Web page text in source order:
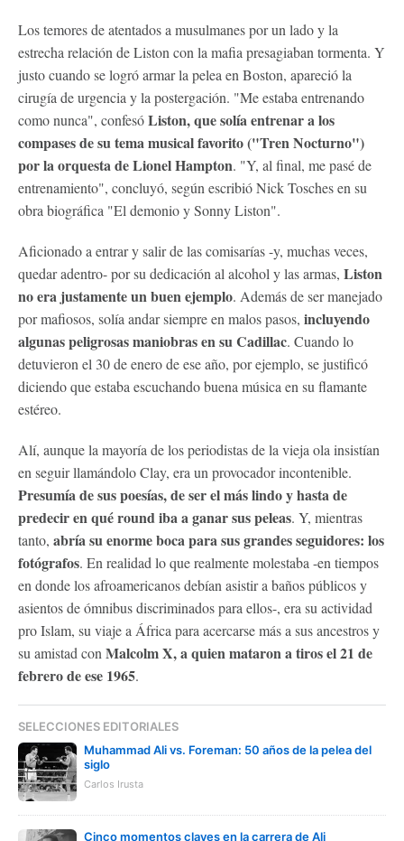
Los temores de atentados a musulmanes por un lado y la
estrecha relación de Liston con la mafia presagiaban tormenta. Y
justo cuando se logró armar la pelea en Boston, apareció la
cirugía de urgencia y la postergación. "Me estaba entrenando
como nunca", confesóListon, que solía entrenar a los
compases de su tema musical favorito ("Tren Nocturno")
por la orquesta de Lionel Hampton. "Y, al final, me pasé de
entrenamiento", concluyó, según escribió Nick Tosches en su
obra biográfica "El demonio y Sonny Liston".
Aficionado a entrar y salir de las comisarías -y, muchas veces,
quedar adentro- por su dedicación al alcohol y las armas, Liston
no era justamente un buen ejemplo. Además de ser manejado
por mafiosos, solía andar siempre en malos pasos, incluyendo
algunas peligrosas maniobras en su Cadillac. Cuando lo
detuvieron el 30 de enero de ese año, por ejemplo, se justificó
diciendo que estaba escuchando buena música en su flamante
estéreo.
Alí, aunque la mayoría de los periodistas de la vieja ola insistían
en seguir llamándolo Clay, era un provocador incontenible.
Presumía de sus poesías, de ser el más lindo y hasta de
predecir en qué round iba a ganar sus peleas. Y, mientras
tanto, abría su enorme boca para sus grandes seguidores: los
fotógrafos. En realidad lo que realmente molestaba -en tiempos
en donde los afroamericanos debían asistir a baños públicos y
asientos de ómnibus discriminados para ellos-, era su actividad
pro Islam, su viaje a África para acercarse más a sus ancestros y
su amistad con Malcolm X, a quien mataron a tiros el 21 de
febrero de ese 1965.
SELECCIONES EDITORIALES
Muhammad Ali vs. Foreman: 50 años de la pelea del
siglo
Carlos Irusta
Cinco momentos claves en la carrera de Ali